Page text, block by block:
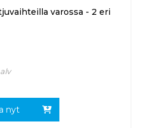
varossa - 2 eri
nyt